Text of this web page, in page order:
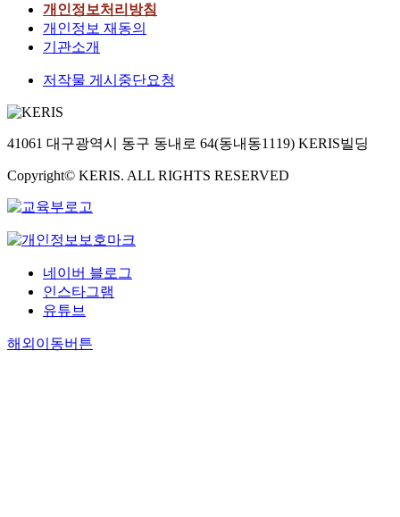
개인정보처리방침
개인정보 재동의
기관소개
저작물 게시중단요청
41061 대구광역시 동구 동내로 64(동내동1119) KERIS빌딩
Copyright© KERIS. ALL RIGHTS RESERVED
네이버 블로그
인스타그램
유튜브
해외이동버튼